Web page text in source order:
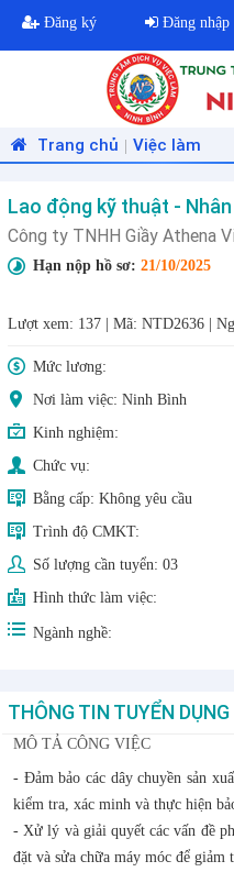
Đăng ký Đăng nhập
Trang chủ Việc làm
Lao động kỹ thuật -
Công ty TNHH Giầy Athena
Hạn nộp hồ sơ: 21/10/2025
Lượt xem: 137 Mã: NTD2636
Mức lương:
Nơi làm việc: Ninh Bình
Kinh nghiệm:
Chức vụ:
Bằng cấp: Không yêu cầu
Trình độ CMKT:
Số lượng cần tuyển: 03
Hình thức làm việc:
Ngành nghề:
THÔNG TIN TUYỂN DỤNG
MÔ TẢ CÔNG VIỆC
- Đảm bảo các dây chuyền sản
kiểm tra, xác minh và thực hiện
- Xử lý và giải quyết các vấn đề
đặt và sửa chữa máy móc để giảm